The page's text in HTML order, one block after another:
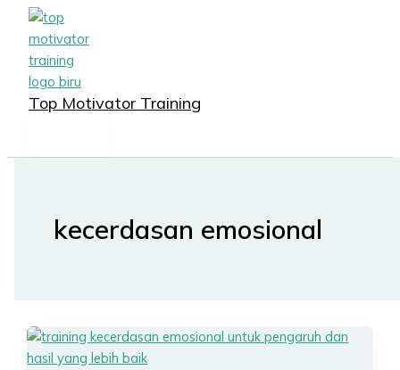
Lewati
konten
Top Motivator Training
MENU
kecerdasan emosional